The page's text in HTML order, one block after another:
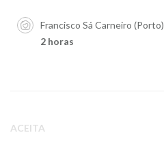
Francisco Sá Carneiro (Porto)
2 horas
ACEITA